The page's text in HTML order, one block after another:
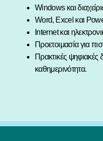
Windows και
Word, Excel και
Internet και
Προετοιμασία για
Πρακτικές ψηφιακές
καθημερινότητα.